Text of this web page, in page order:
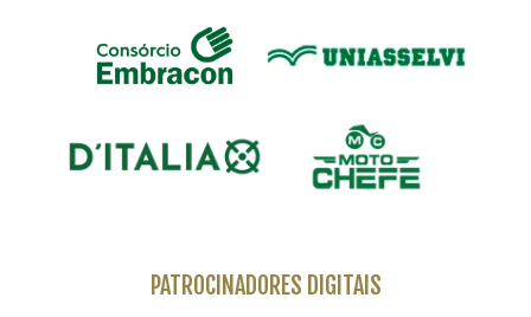
PATROCINADORES DIGITAIS